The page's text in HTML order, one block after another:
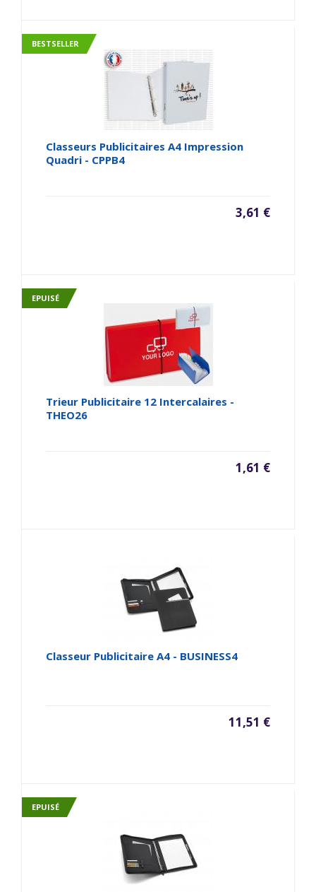
BESTSELLER
Classeurs Publicitaires A4 Impression
Quadri - CPPB4
3,61 €
EPUISÉ
Trieur Publicitaire 12 Intercalaires -
THEO26
1,61 €
Classeur Publicitaire A4 - BUSINESS4
11,51 €
EPUISÉ